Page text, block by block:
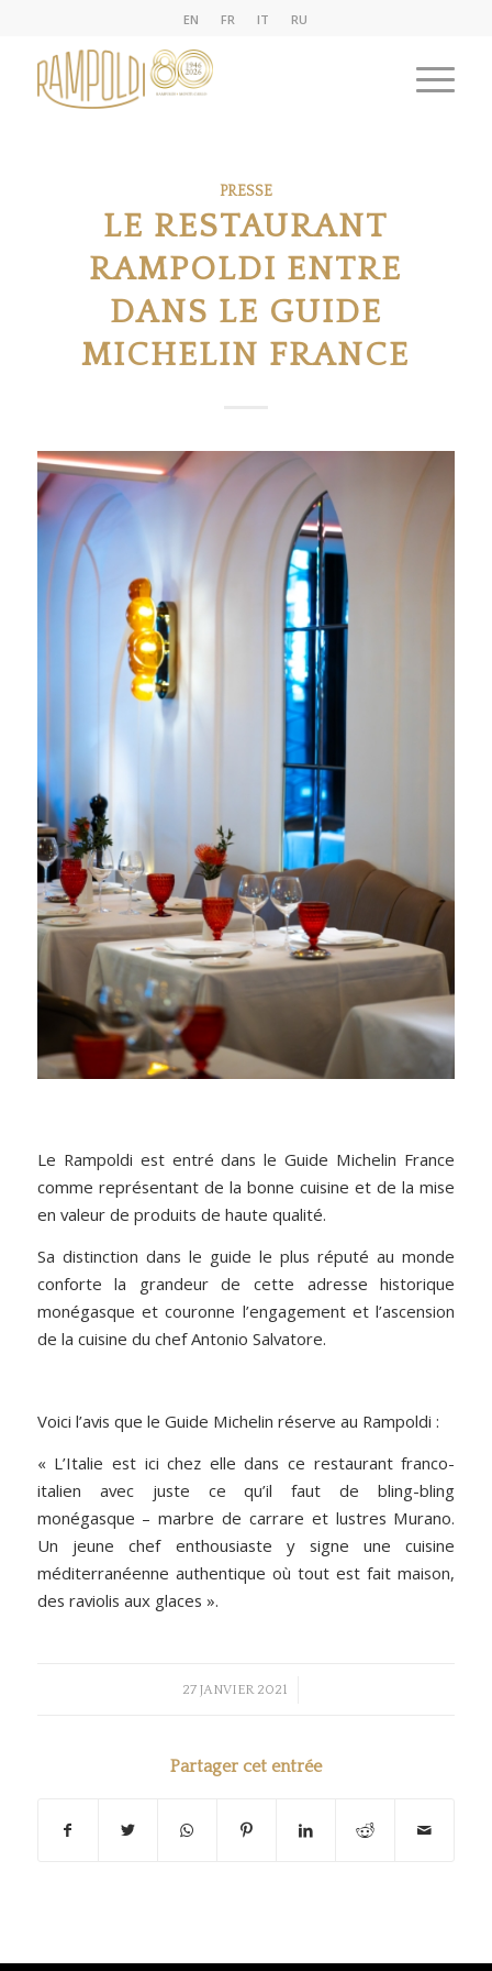
EN FR IT RU
PRESSE
LE RESTAURANT
RAMPOLDI ENTRE
DANS LE GUIDE
MICHELIN FRANCE
Le Rampoldi est entré dans le Guide Michelin France
comme représentant de la bonne cuisine et de la mise
en valeur de produits de haute qualité.
Sa distinction dans le guide le plus réputé au monde
conforte la grandeur de cette adresse historique
monégasque et couronne l’engagement et l’ascension
de la cuisine du chef Antonio Salvatore.
Voici l’avis que le Guide Michelin réserve au Rampoldi :
« L’Italie est ici chez elle dans ce restaurant franco-
italien avec juste ce qu’il faut de bling-bling
monégasque – marbre de carrare et lustres Murano.
Un jeune chef enthousiaste y signe une cuisine
méditerranéenne authentique où tout est fait maison,
des raviolis aux glaces ».
27 JANVIER 2021
/
Partager cet entrée